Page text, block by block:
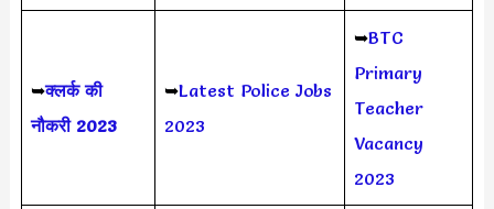
➥क्लर्क की
नौकरी 2023
➥Latest Police Jobs
2023
➥BTC
Primary
Teacher
Vacancy
2023